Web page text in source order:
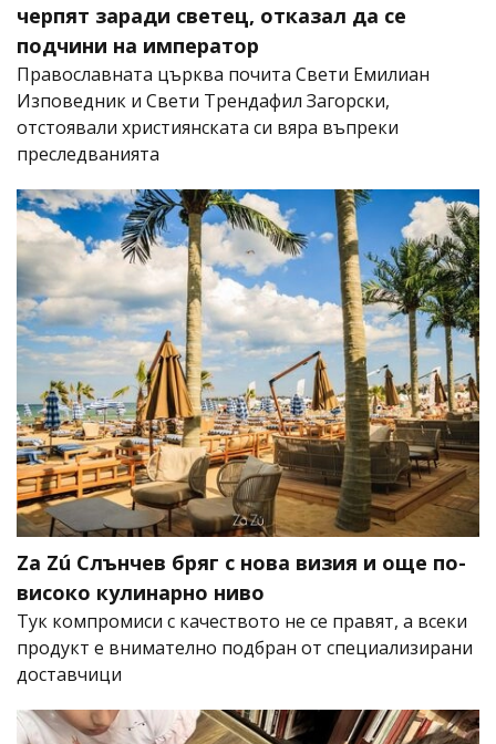
черпят заради светец, отказал да се
подчини на император
Православната църква почита Свети Емилиан
Изповедник и Свети Трендафил Загорски,
отстоявали християнската си вяра въпреки
преследванията
Za Zú Слънчев бряг с нова визия и още по-
високо кулинарно ниво
Тук компромиси с качеството не се правят, а всеки
продукт е внимателно подбран от специализирани
доставчици